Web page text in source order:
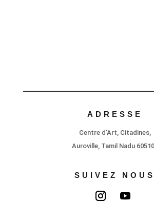
ADRESSE
Centre d’Art, Citadines,
Auroville, Tamil Nadu
SUIVEZ NOUS